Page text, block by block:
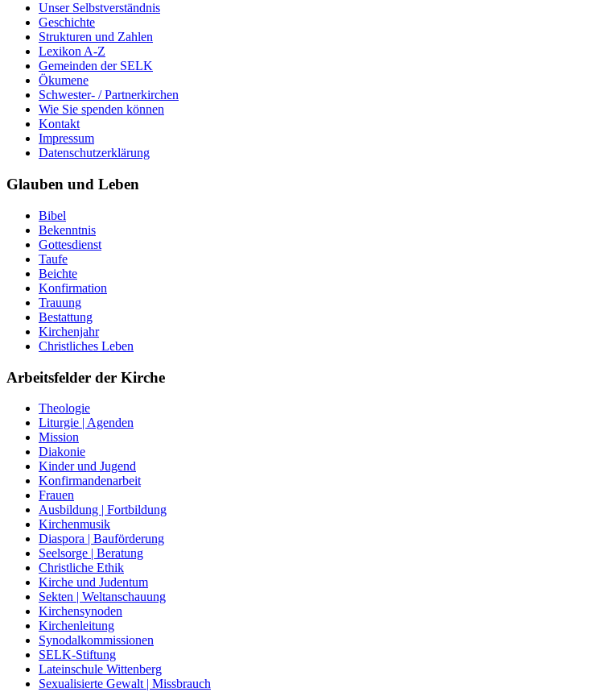
Unser Selbstverständnis
Geschichte
Strukturen und Zahlen
Lexikon A-Z
Gemeinden der SELK
Ökumene
Schwester- / Partnerkirchen
Wie Sie spenden können
Kontakt
Impressum
Datenschutzerklärung
Glauben und Leben
Bibel
Bekenntnis
Gottesdienst
Taufe
Beichte
Konfirmation
Trauung
Bestattung
Kirchenjahr
Christliches Leben
Arbeitsfelder der Kirche
Theologie
Liturgie | Agenden
Mission
Diakonie
Kinder und Jugend
Konfirmandenarbeit
Frauen
Ausbildung | Fortbildung
Kirchenmusik
Diaspora | Bauförderung
Seelsorge | Beratung
Christliche Ethik
Kirche und Judentum
Sekten | Weltanschauung
Kirchensynoden
Kirchenleitung
Synodalkommissionen
SELK-Stiftung
Lateinschule Wittenberg
Sexualisierte Gewalt | Missbrauch